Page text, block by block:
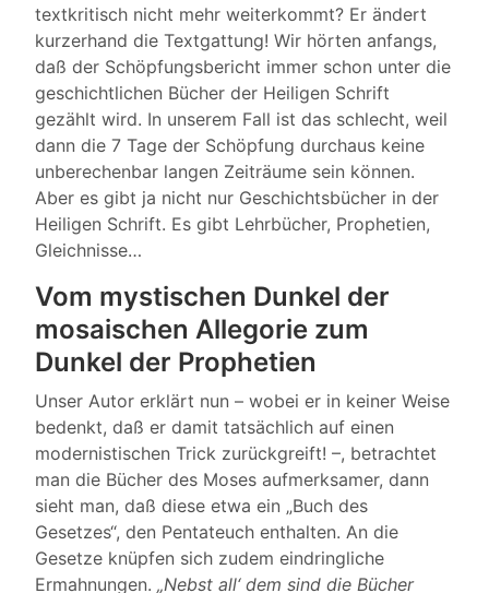
textkritisch nicht mehr weiterkommt? Er ändert
kurzerhand die Textgattung! Wir hörten anfangs,
daß der Schöpfungsbericht immer schon unter die
geschichtlichen Bücher der Heiligen Schrift
gezählt wird. In unserem Fall ist das schlecht, weil
dann die 7 Tage der Schöpfung durchaus keine
unberechenbar langen Zeiträume sein können.
Aber es gibt ja nicht nur Geschichtsbücher in der
Heiligen Schrift. Es gibt Lehrbücher, Prophetien,
Gleichnisse…
Vom mystischen Dunkel der
mosaischen Allegorie zum
Dunkel der Prophetien
Unser Autor erklärt nun – wobei er in keiner Weise
bedenkt, daß er damit tatsächlich auf einen
modernistischen Trick zurückgreift! –, betrachtet
man die Bücher des Moses aufmerksamer, dann
sieht man, daß diese etwa ein „Buch des
Gesetzes“, den Pentateuch enthalten. An die
Gesetze knüpfen sich zudem eindringliche
Ermahnungen. „Nebst all‘ dem sind die Bücher